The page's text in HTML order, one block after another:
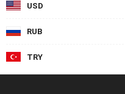
USD
RUB
TRY